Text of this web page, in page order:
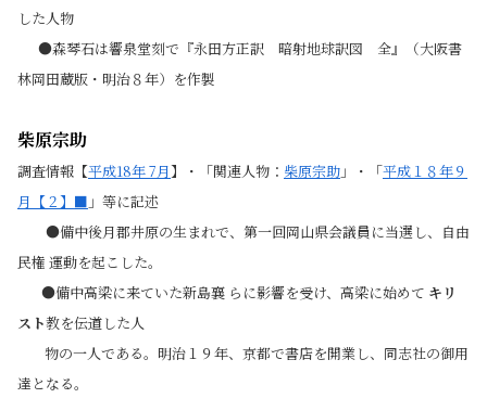
した人物
●森琴石は響泉堂刻で『永田方正訳 暗射地球訳図 全』（大阪書
林岡田蔵版・明治８年）を作製
柴原宗助
調査情報【平成18年 7月】・「関連人物： 柴原宗助 」・「平成１８年９
月【２】■ 」等に記述
●備中後月郡井原の生まれで、第一回岡山県会議員に当選し、自由
民権 運動を起こした。
●備中高梁に来ていた新島襄 らに影響を受け、高梁に始めて キリ
スト教を伝道した人
物の一人である。明治１９年、京都で書店を開業し、同志社の御用
達となる。